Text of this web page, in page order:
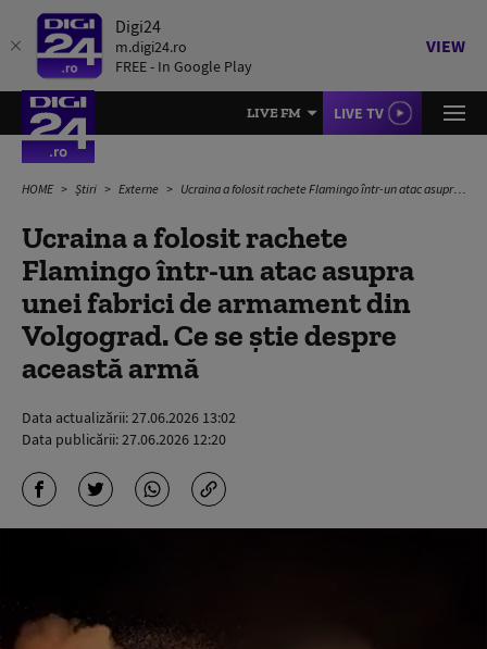
Digi24
m.digi24.ro
FREE - In Google Play
VIEW
LIVE FM LIVE TV
HOME Știri Externe Ucraina a folosit rachete Flamingo într-un atac asupra unei fabrici de armament din Volgograd. Ce se știe despre această armă
Ucraina a folosit rachete
Flamingo într-un atac asupra
unei fabrici de armament din
Volgograd. Ce se știe despre
această armă
Data actualizării:27.06.2026 13:02
Data publicării:27.06.2026 12:20